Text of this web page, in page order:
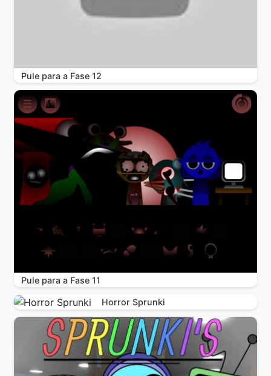
Pule para a Fase 12
Pule para a Fase 11
Horror Sprunki